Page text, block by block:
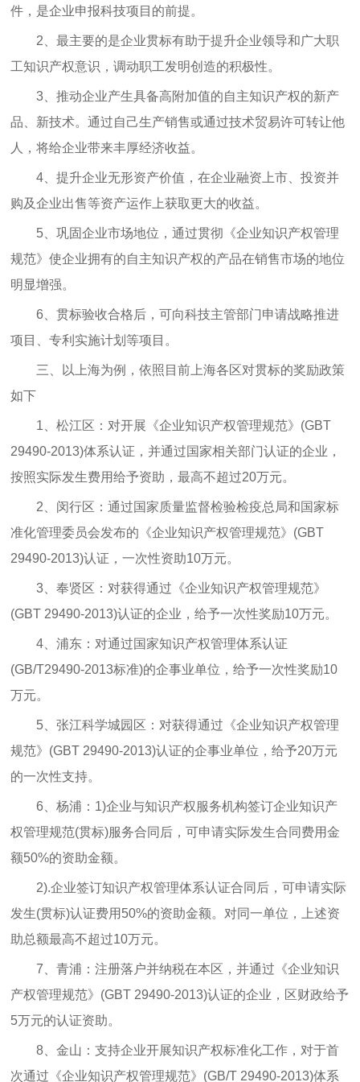
件，是企业申报科技项目的前提。
2、最主要的是企业贯标有助于提升企业领导和广大职
工知识产权意识，调动职工发明创造的积极性。
3、推动企业产生具备高附加值的自主知识产权的新产
品、新技术。通过自己生产销售或通过技术贸易许可转让他
人，将给企业带来丰厚经济收益。
4、提升企业无形资产价值，在企业融资上市、投资并
购及企业出售等资产运作上获取更大的收益。
5、巩固企业市场地位，通过贯彻《企业知识产权管理
规范》使企业拥有的自主知识产权的产品在销售市场的地位
明显增强。
6、贯标验收合格后，可向科技主管部门申请战略推进
项目、专利实施计划等项目。
三、以上海为例，依照目前上海各区对贯标的奖励政策
如下
1、松江区：对开展《企业知识产权管理规范》(GBT
29490-2013)体系认证，并通过国家相关部门认证的企业，
按照实际发生费用给予资助，最高不超过20万元。
2、闵行区：通过国家质量监督检验检疫总局和国家标
准化管理委员会发布的《企业知识产权管理规范》(GBT
29490-2013)认证，一次性资助10万元。
3、奉贤区：对获得通过《企业知识产权管理规范》
(GBT 29490-2013)认证的企业，给予一次性奖励10万元。
4、浦东：对通过国家知识产权管理体系认证
(GB/T29490-2013标准)的企事业单位，给予一次性奖励10
万元。
5、张江科学城园区：对获得通过《企业知识产权管理
规范》(GBT 29490-2013)认证的企事业单位，给予20万元
的一次性支持。
6、杨浦：1)企业与知识产权服务机构签订企业知识产
权管理规范(贯标)服务合同后，可申请实际发生合同费用金
额50%的资助金额。
2).企业签订知识产权管理体系认证合同后，可申请实际
发生(贯标)认证费用50%的资助金额。对同一单位，上述资
助总额最高不超过10万元。
7、青浦：注册落户并纳税在本区，并通过《企业知识
产权管理规范》(GBT 29490-2013)认证的企业，区财政给予
5万元的认证资助。
8、金山：支持企业开展知识产权标准化工作，对于首
次通过《企业知识产权管理规范》(GB/T 29490-2013)体系